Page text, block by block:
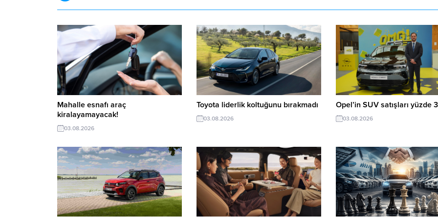
Mahalle esnafı araç
kiralayamayacak!
03.08.2026
Toyota liderlik koltuğunu bırakmadı
03.08.2026
Opel’in SUV satışları yüzde
03.08.2026